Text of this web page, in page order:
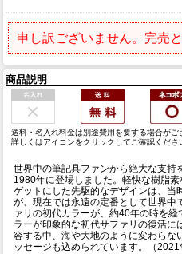
申し訳ございません。完売
商品説明
送料・名入れ料金は別途費用を要する場合がご
詳しくはアイコンをクリックしてご確認くださ
世界中の筆記具ファンから絶大な支持
1980年に登場しました。軽快な樹脂
ゲットにした先駆的なデザインは、当
が、現在では永遠の定番として世界中
ァリの初代カラーが、約40年の時を
ラーが印象的な初代サファリの復活
容する中、海や大地のように変わらな
ッセージも込められています。（2021